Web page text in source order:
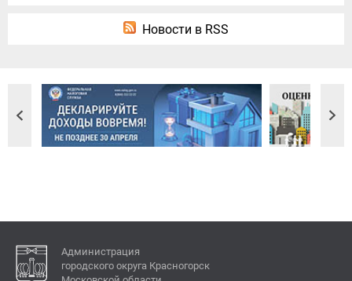
Новости в RSS
Администрация
городского округа Красногорск